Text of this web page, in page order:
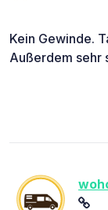
Kein Gewinde.
Außerdem sehr